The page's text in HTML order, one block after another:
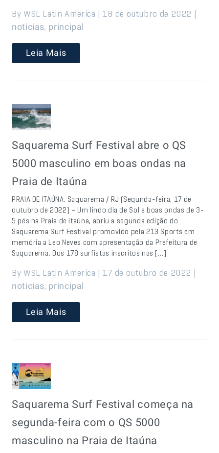
By WSL Latin America | 18 de outubro de 2022 |
noticias, principal
Leia Mais
Saquarema Surf Festival abre o QS
5000 masculino em boas ondas na
Praia de Itaúna
PRAIA DE ITAÚNA, Saquarema / RJ (Segunda-feira, 17 de
outubro de 2022) – Um lindo dia de Sol e boas ondas de 3-
5 pés na Praia de Itaúna, abriu a segunda edição do
Saquarema Surf Festival promovido pela 213 Sports em
memória a Leo Neves com apresentação da Prefeitura de
Saquarema. Dos 178 surfistas inscritos nas […]
By WSL Latin America | 17 de outubro de 2022 |
noticias, principal
Leia Mais
Saquarema Surf Festival começa na
segunda-feira com o QS 5000
masculino na Praia de Itaúna